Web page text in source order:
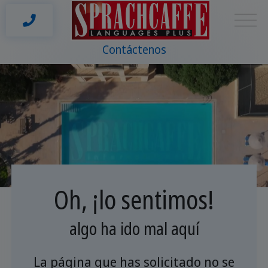
Contáctenos
Oh, ¡lo sentimos!
algo ha ido mal aquí
La página que has solicitado no se